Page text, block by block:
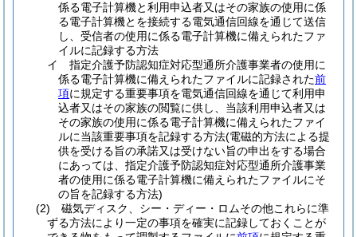
係る電子計算機と利用申込者又はその家族の使用に係
る電子計算機とを接続する電気通信回線を通じて送信
し、受信者の使用に係る電子計算機に備えられたファ
イルに記録する方法
イ
指定介護予防認知症対応型通所介護事業者の使用に
係る電子計算機に備えられたファイルに記録された前
項に規定する重要事項を電気通信回線を通じて利用申
込者又はその家族の閲覧に供し、当該利用申込者又は
その家族の使用に係る電子計算機に備えられたファイ
ルに当該重要事項を記録する方法(電磁的方法による提
供を受ける旨の承諾又は受けない旨の申出をする場合
にあっては、指定介護予防認知症対応型通所介護事業
者の使用に係る電子計算機に備えられたファイルにそ
の旨を記録する方法)
(2)
磁気ディスク、シー・ディー・ロムその他これらに準
ずる方法により一定の事項を確実に記録しておくことが